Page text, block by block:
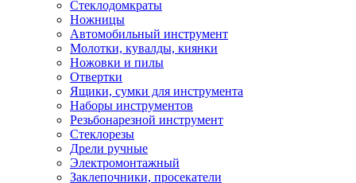
Стеклодомкраты
Ножницы
Автомобильный инструмент
Молотки, кувалды, киянки
Ножовки и пилы
Отвертки
Ящики, сумки для инструмента
Наборы инструментов
Резьбонарезной инструмент
Стеклорезы
Дрели ручные
Электромонтажный
Заклепочники, просекатели